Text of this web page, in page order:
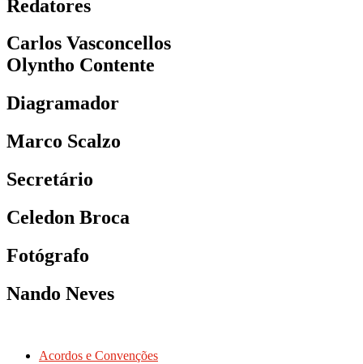
Redatores
Carlos Vasconcellos
Olyntho Contente
Diagramador
Marco Scalzo
Secretário
Celedon Broca
Fotógrafo
Nando Neves
Acordos e Convenções